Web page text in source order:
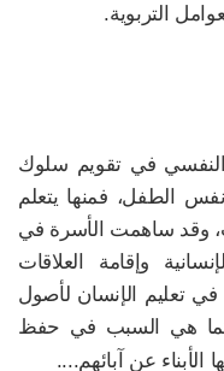
التربوية.
النفسي في تقويم سلوك
الطفل، فمنها يتعلم
وقد ساهمت الأسرة في
وإقامة العلاقات
في تعليم الإنسان لأصول
كما هي السبب في حفظ
عن آبائهم....